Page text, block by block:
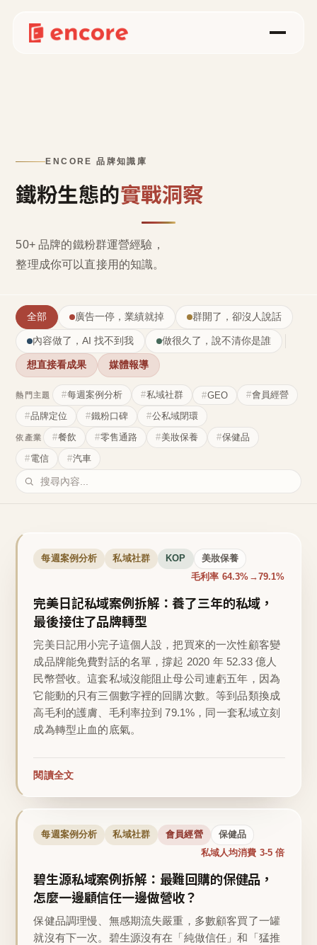
ENCORE 品牌知識庫
鐵粉生態的實戰洞察
50+ 品牌的鐵粉群運營經驗，
整理成你可以直接用的知識。
全部 廣告一停，業績就掉 群開了，卻沒人說話
內容做了，AI 找不到我 做很久了，說不清你是誰
想直接看成果 媒體報導
熱門主題 每週案例分析 私域社群 GEO
會員經營
品牌定位
鐵粉口碑 公私域閉環
依產業 餐飲 零售通路 美妝保養
保健品
電信
汽車
每週案例分析 私域社群 KOP 美妝保養
毛利率 64.3%→79.1%
完美日記私域案例拆解：養了三年的私域，
最後接住了品牌轉型
完美日記用小完子這個人設，把買來的一次性顧客變
成品牌能免費對話的名單，撐起 2020 年 52.33 億人
民幣營收。這套私域沒能阻止母公司連虧五年，因為
它能動的只有三個數字裡的回購次數。等到品類換成
高毛利的護膚、毛利率拉到 79.1%，同一套私域立刻
成為轉型止血的底氣。
閱讀全文
每週案例分析 私域社群 會員經營 保健品
私域人均消費 3-5 倍
碧生源私域案例拆解：最難回購的保健品，
怎麼一邊顧信任一邊做營收？
保健品調理慢、無感期流失嚴重，多數顧客買了一罐
就沒有下一次。碧生源沒有在「純做信任」和「猛推